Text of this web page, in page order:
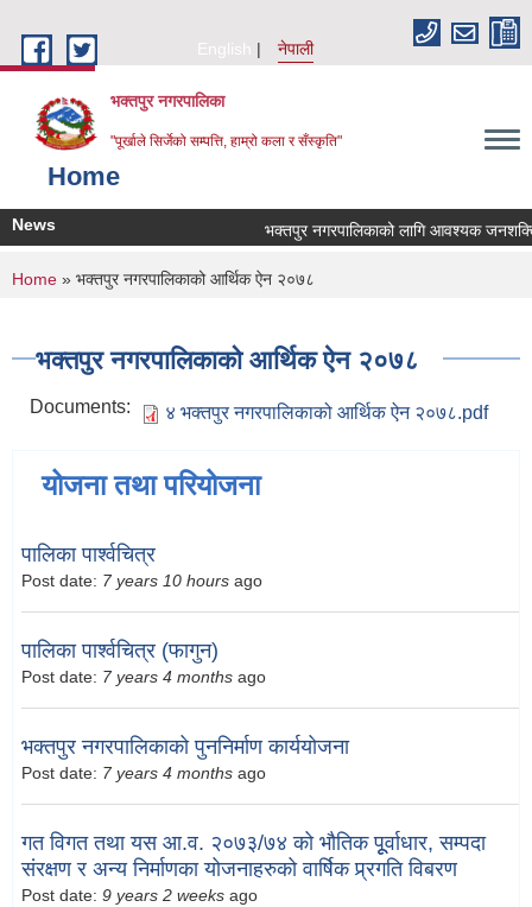
English
नेपाली
भक्तपुर नगरपालिका
"पूर्खाले सिर्जेको सम्पत्ति, हाम्रो कला र सँस्कृति"
Home
News भक्तपुर नगरपालिकाको लागि आवश्यक जनशक्ति
You are here
Home » भक्तपुर नगरपालिकाको आर्थिक ऐन २०७८
भक्तपुर नगरपालिकाको आर्थिक ऐन २०७८
Documents: ४ भक्तपुर नगरपालिकाको आर्थिक ऐन २०७८.pdf
योजना तथा परियोजना
पालिका पार्श्वचित्र
Post date: 7 years 10 hours ago
पालिका पार्श्वचित्र (फागुन)
Post date: 7 years 4 months ago
भक्तपुर नगरपालिकाको पुननिर्माण कार्ययोजना
Post date: 7 years 4 months ago
गत विगत तथा यस आ.व. २०७३/७४ को भौतिक पूूर्वाधार, सम्पदा
संरक्षण र अन्य निर्माणका योजनाहरुको वार्षिक प्र्रगति विबरण
Post date: 9 years 2 weeks ago